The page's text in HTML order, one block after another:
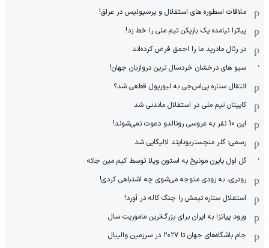
ملاقات اسطوره های استقلال و پرسپولیس در عراق!
پیاتزا نیامده یک بازیکن تیم ملی را خط زد!
در رئال مادرید ما را احمق فرض کرده‌اند
سیو های درخشان خردسال ترین دروازبان جهان!
انتقال ستاره پی‌اس‌جی به لیورپول قطعی شد؟
کاپیتان تیم ملی در استقلال ماندنی شد
این 10 نفر به عروسی رونالدو دعوت نمی‌شوند!
رسمی: گلر منچستریونایتد لالیگایی شد
گل اول بایرن مونیخ به استون ویلا توسط کیم مین جائه
رودری، به زودی متوجه می‌شوی چه اشتباهی کردی!
استقلال ستاره تیمش را چنگ کاله در آورد!
ورود پیاتزا به ایران برای بزرگ‌ترین ماموریت سال
جام باشگاه‌های جهان تا ۲۰۲۷ در سرزمین والیبال